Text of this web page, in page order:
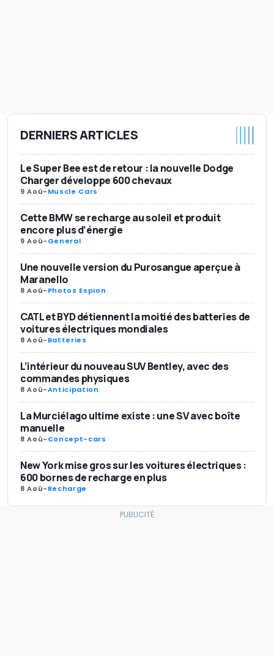
DERNIERS ARTICLES
Le Super Bee est de retour : la nouvelle Dodge
Charger développe 600 chevaux
9 Aoû-Muscle Cars
Cette BMW se recharge au soleil et produit
encore plus d’énergie
9 Aoû-General
Une nouvelle version du Purosangue aperçue à
Maranello
8 Aoû-Photos Espion
CATL et BYD détiennent la moitié des batteries de
voitures électriques mondiales
8 Aoû-Batteries
L’intérieur du nouveau SUV Bentley, avec des
commandes physiques
8 Aoû-Anticipation
La Murciélago ultime existe : une SV avec boîte
manuelle
8 Aoû-Concept-cars
New York mise gros sur les voitures électriques :
600 bornes de recharge en plus
8 Aoû-Recharge